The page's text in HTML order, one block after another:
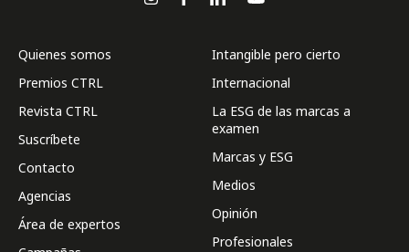
Quienes somos
Premios CTRL
Revista CTRL
Suscríbete
Contacto
Agencias
Área de expertos
Intangible pero cierto
Internacional
La ESG de las marcas a
examen
Marcas y ESG
Medios
Opinión
Profesionales